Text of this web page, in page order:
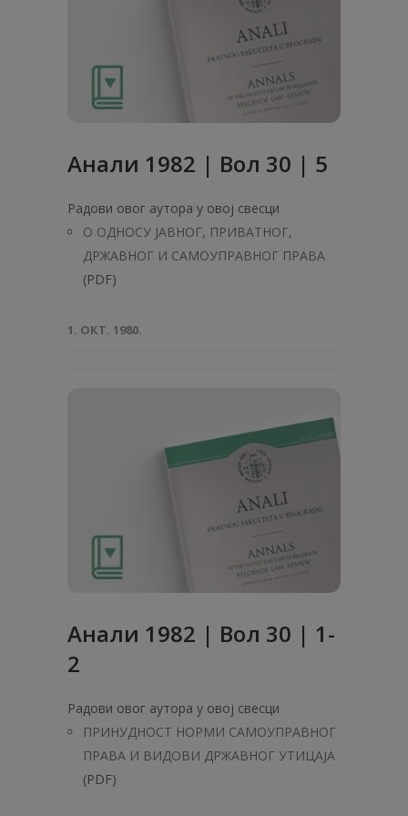
Анaли 1982 | Вол 30 | 5
Радови овог аутора у овој свесци
О ОДНОСУ ЈАВНОГ, ПРИВАТНОГ,
ДРЖАВНОГ И САМОУПРАВНОГ ПРАВА
(PDF)
1. ОКТ. 1980.
Анaли 1982 | Вол 30 | 1-
2
Радови овог аутора у овој свесци
ПРИНУДНОСТ НОРМИ САМОУПРАВНОГ
ПРАВА И ВИДОВИ ДРЖАВНОГ УТИЦАЈА
(PDF)